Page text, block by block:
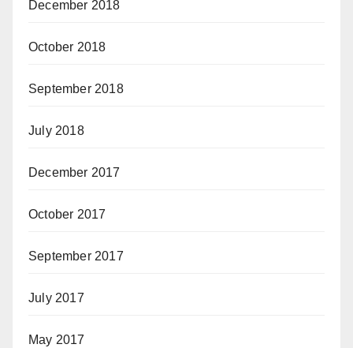
December 2018
October 2018
September 2018
July 2018
December 2017
October 2017
September 2017
July 2017
May 2017